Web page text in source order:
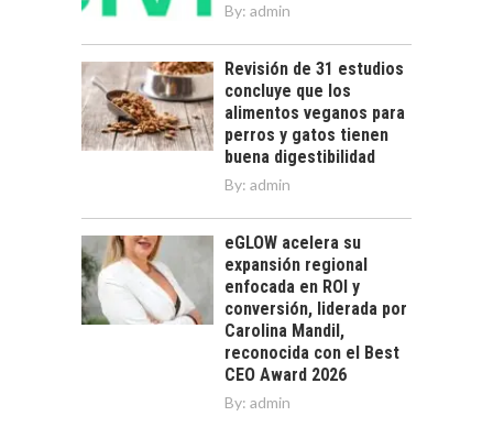
By: admin
Revisión de 31 estudios
concluye que los
alimentos veganos para
perros y gatos tienen
buena digestibilidad
By: admin
eGLOW acelera su
expansión regional
enfocada en ROI y
conversión, liderada por
Carolina Mandil,
reconocida con el Best
CEO Award 2026
By: admin